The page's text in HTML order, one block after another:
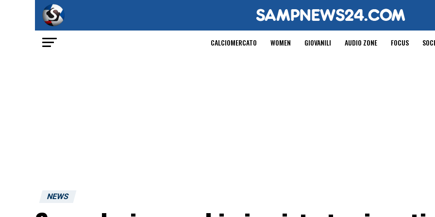
CALCIOMERCATO WOMEN GIOVANILI AUDIO ZONE FOCUS
NEWS